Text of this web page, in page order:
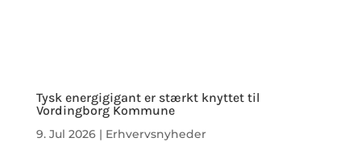
Tysk energigigant er stærkt knyttet til
Vordingborg Kommune
9. Jul 2026| Erhvervsnyheder